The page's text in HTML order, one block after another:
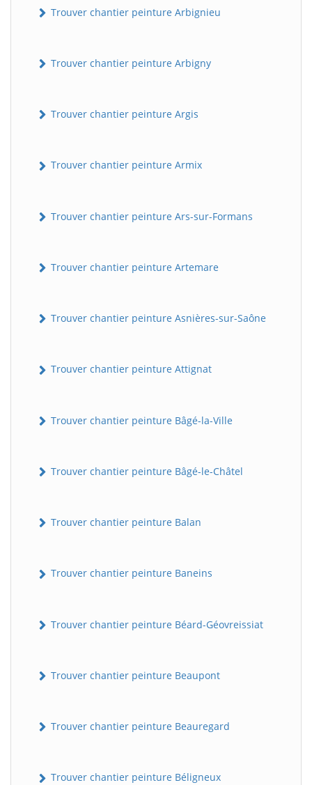
Trouver chantier peinture Arbignieu
Trouver chantier peinture Arbigny
Trouver chantier peinture Argis
Trouver chantier peinture Armix
Trouver chantier peinture Ars-sur-Formans
Trouver chantier peinture Artemare
Trouver chantier peinture Asnières-sur-Saône
Trouver chantier peinture Attignat
Trouver chantier peinture Bâgé-la-Ville
Trouver chantier peinture Bâgé-le-Châtel
Trouver chantier peinture Balan
Trouver chantier peinture Baneins
Trouver chantier peinture Béard-Géovreissiat
Trouver chantier peinture Beaupont
Trouver chantier peinture Beauregard
Trouver chantier peinture Béligneux